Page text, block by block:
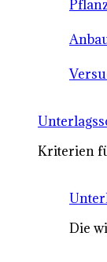
Kriterien
Die